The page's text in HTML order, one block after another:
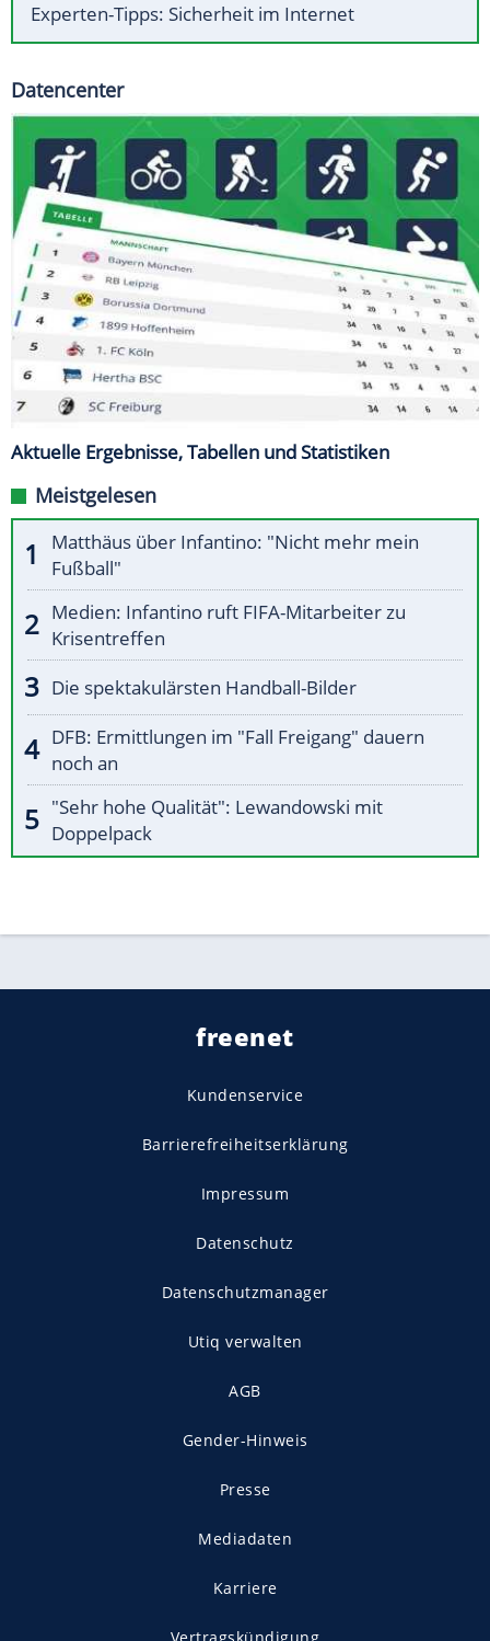
Experten-Tipps: Sicherheit im Internet
Datencenter
Aktuelle Ergebnisse, Tabellen und Statistiken
Meistgelesen
Matthäus über Infantino: "Nicht mehr mein
Fußball"
Medien: Infantino ruft FIFA-Mitarbeiter zu
Krisentreffen
Die spektakulärsten Handball-Bilder
DFB: Ermittlungen im "Fall Freigang" dauern
noch an
"Sehr hohe Qualität": Lewandowski mit
Doppelpack
freenet
Kundenservice
Barrierefreiheitserklärung
Impressum
Datenschutz
Datenschutzmanager
Utiq verwalten
AGB
Gender-Hinweis
Presse
Mediadaten
Karriere